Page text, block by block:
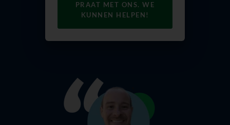
PRAAT MET ONS. WE
KUNNEN HELPEN!